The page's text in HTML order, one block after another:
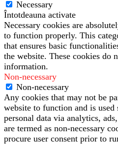
Necessary
Întotdeauna activate
Necessary cookies are
to function properly. This
that ensures basic
the website. These cookies do
information.
Non-necessary
Non-necessary
Any cookies that may not be
website to function and is
personal data via analytics,
are termed as non-necessary
procure user consent prior to